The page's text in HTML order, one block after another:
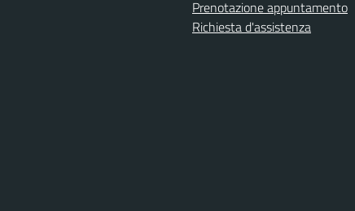
Prenotazione appuntamento
Richiesta d'assistenza